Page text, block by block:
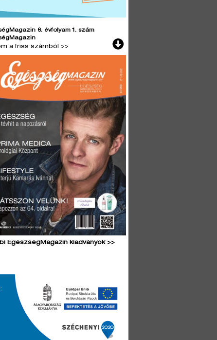
6. évfolyam 1. szám
a friss számból >>
EgészségMagazin kiadványok >>